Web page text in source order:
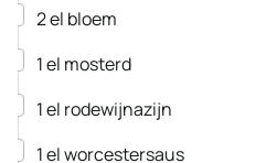
▢
2el bloem
▢
1el mosterd
▢
1el rodewijnazijn
▢
1elworcestersaus